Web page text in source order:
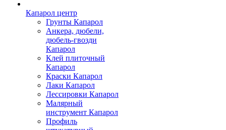
Капарол центр
Грунты Капарол
Анкера, дюбели,
дюбель-гвозди
Капарол
Клей плиточный
Капарол
Краски Капарол
Лаки Капарол
Лессировки Капарол
Малярный
инструмент Капарол
Профиль